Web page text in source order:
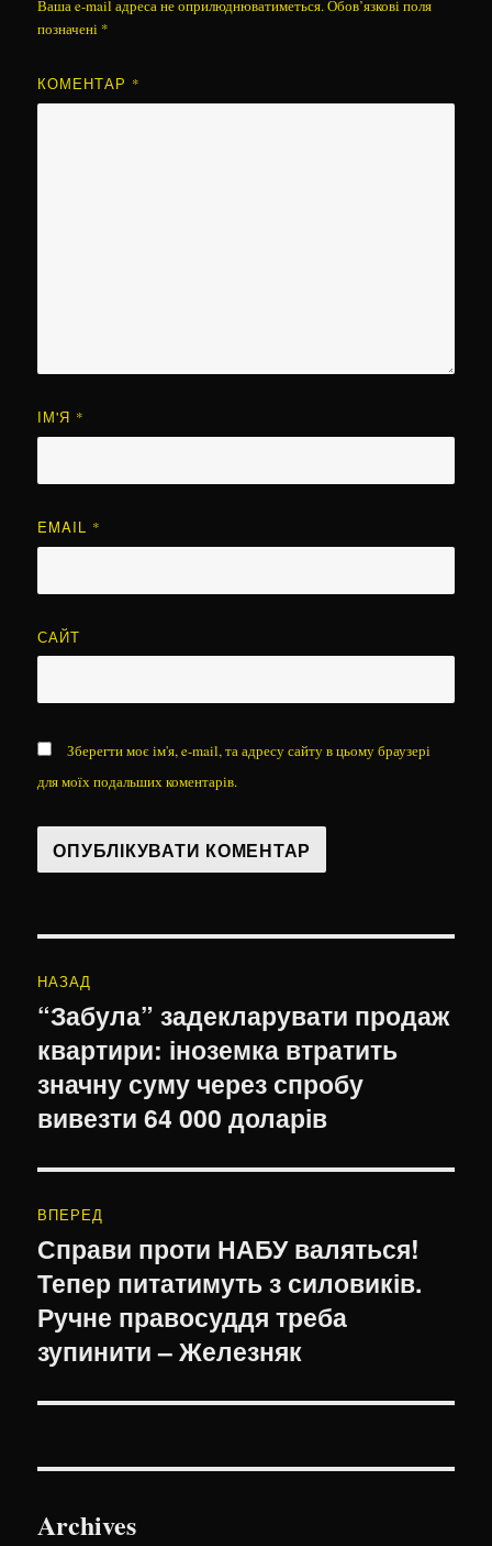
Ваша e-mail адреса не оприлюднюватиметься.Обов’язкові поля
позначені *
КОМЕНТАР *
ІМ'Я *
EMAIL *
САЙТ
Зберегти моє ім'я, e-mail, та адресу сайту в цьому браузері
для моїх подальших коментарів.
записів
НАЗАД
Попередній
запис:
“Забула” задекларувати продаж
квартири: іноземка втратить
значну суму через спробу
вивезти 64 000 доларів
ВПЕРЕД
Наступний
запис:
Справи проти НАБУ валяться!
Тепер питатимуть з силовиків.
Ручне правосуддя треба
зупинити – Железняк
Archives